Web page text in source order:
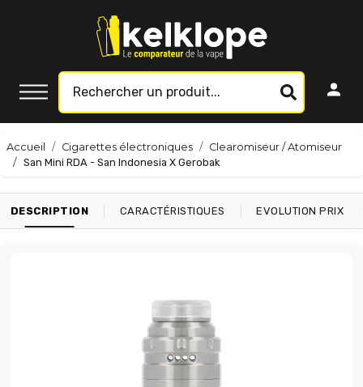
Accueil Cigarettes électroniques
Clearomiseur / Atomiseur
San Mini RDA - San Indonesia X Gerobak
DESCRIPTION CARACTÉRISTIQUES EVOLUTION PRIX